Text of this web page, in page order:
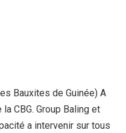
Bauxites de Guinée) A
CBG. Group Baling et
a intervenir sur tous